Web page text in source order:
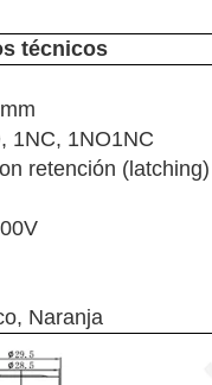
técnicos
1NC, 1NO1NC
retención (latching)
Naranja